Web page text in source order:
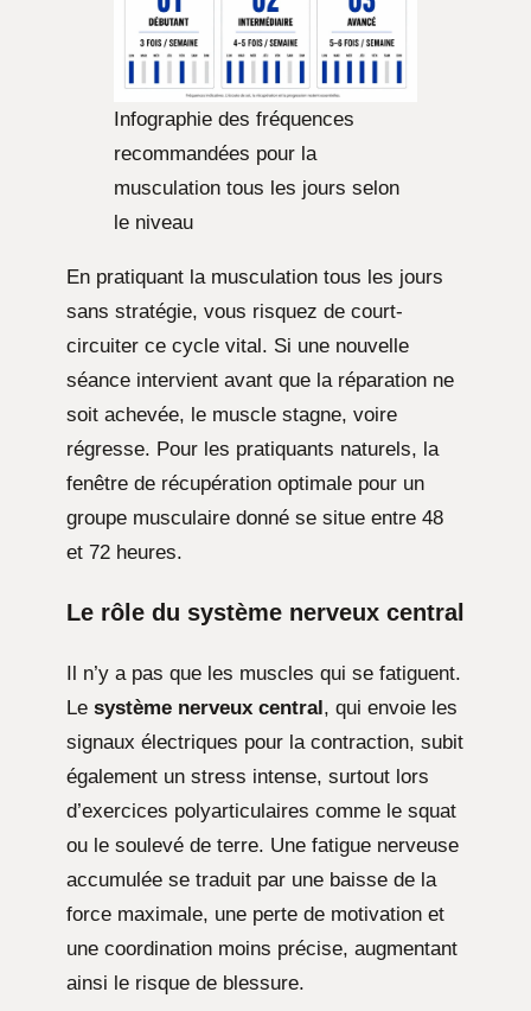
Infographie des fréquences
recommandées pour la
musculation tous les jours selon
le niveau
En pratiquant la musculation tous les jours
sans stratégie, vous risquez de court-
circuiter ce cycle vital. Si une nouvelle
séance intervient avant que la réparation ne
soit achevée, le muscle stagne, voire
régresse. Pour les pratiquants naturels, la
fenêtre de récupération optimale pour un
groupe musculaire donné se situe entre 48
et 72 heures.
Le rôle du système nerveux central
Il n’y a pas que les muscles qui se fatiguent.
Le système nerveux central , qui envoie les
signaux électriques pour la contraction, subit
également un stress intense, surtout lors
d’exercices polyarticulaires comme le squat
ou le soulevé de terre. Une fatigue nerveuse
accumulée se traduit par une baisse de la
force maximale, une perte de motivation et
une coordination moins précise, augmentant
ainsi le risque de blessure.